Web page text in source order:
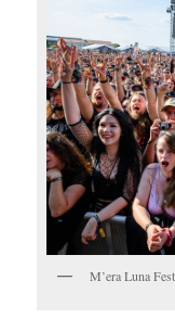
M’era Luna